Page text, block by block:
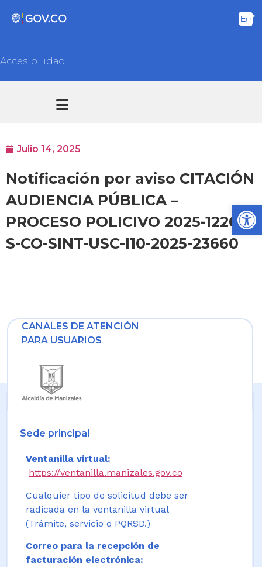
Accesibilidad
Julio 14, 2025
Notificación por aviso CITACIÓN
AUDIENCIA PÚBLICA –
PROCESO POLICIVO 2025-12209
S-CO-SINT-USC-I10-2025-23660
CANALES DE ATENCIÓN
PARA USUARIOS
Sede principal
Ventanilla virtual:
https://ventanilla.manizales.gov.co
Cualquier tipo de solicitud debe ser
radicada en la ventanilla virtual
(Trámite, servicio o PQRSD.)
Correo para la recepción de
facturación electrónica: